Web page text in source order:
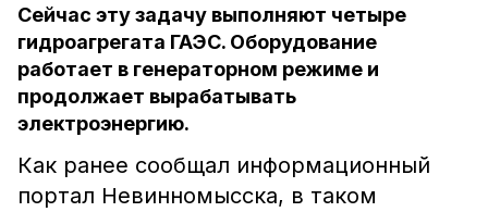
Сейчас эту задачу выполняют четыре
гидроагрегата ГАЭС. Оборудование
работает в генераторном режиме и
продолжает вырабатывать
электроэнергию.
Как ранее сообщал информационный
портал Невинномысска, в таком